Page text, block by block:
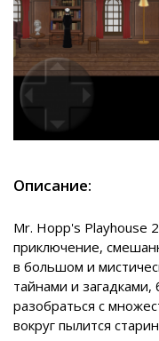
Описание:
Mr. Hopp's Playhouse
приключение,
в большом и
тайнами и загадками,
разобраться с
вокруг пылится